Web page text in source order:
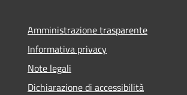
Amministrazione trasparente
Informativa privacy
Note legali
Dichiarazione di accessibilità